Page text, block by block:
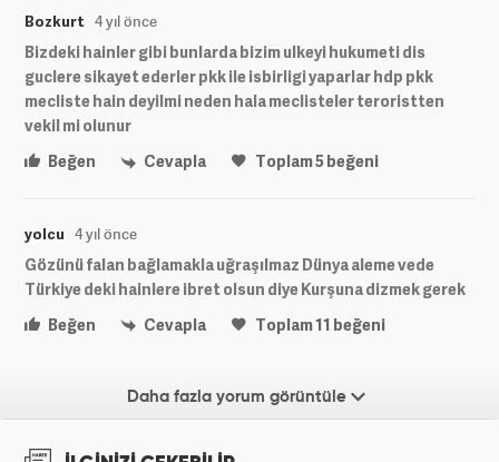
Bozkurt 4 yıl önce
Bizdeki hainler gibi bunlarda bizim ulkeyi hukumeti dis
guclere sikayet ederler pkk ile isbirligi yaparlar hdp pkk
mecliste hain deyilmi neden hala meclisteler teroristten
vekil mi olunur
Beğen
Cevapla Toplam5beğeni
yolcu 4 yıl önce
Gözünü falan bağlamakla uğraşılmaz Dünya aleme vede
Türkiye deki hainlere ibret olsun diye Kurşuna dizmek gerek
Beğen
Cevapla Toplam11 beğeni
Daha fazla yorum görüntüle